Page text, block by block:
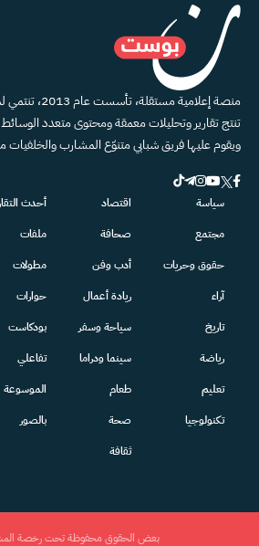
منصة إعلامية
تنتج تقارير وتحليلات معمقة ومحتوى متعدد الوسائط
ويقوم عليها فريق شبابي متنوّع المشارب
سياسة
مجتمع
حقوق وحريات
آراء
تاريخ
رياضة
تعليم
تكنولوجيا
اقتصاد
صحافة
أدب وفن
ريادة أعمال
سياحة وسفر
سينما ودراما
طعام
صحة
ثقافة
أحدث
ملفات
مطولات
حوارات
بودكاست
تفاعلي
الموسوعة
بالصور
بعض الحقوق محفوظة تحت رخصة